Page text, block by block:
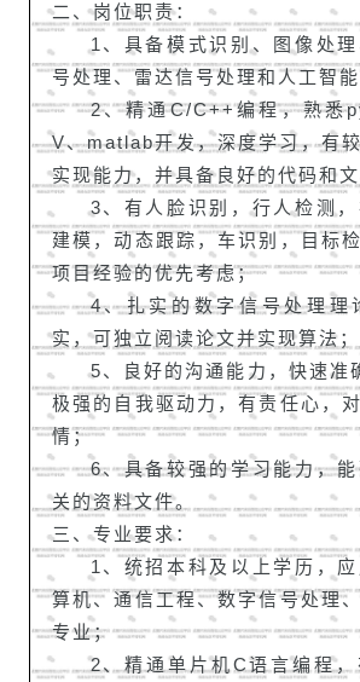
二、岗位职责：
1、具备模式识别、图像处
号处理、雷达信号处理和人工智
2、精通C/C++编程，熟悉
V、matlab开发，深度学习，有
实现能力，并具备良好的代码和文
3、有人脸识别，行人检测
建模，动态跟踪，车识别，目标
项目经验的优先考虑；
4、扎实的数字信号处理理
实，可独立阅读论文并实现算法；
5、良好的沟通能力，快速准
极强的自我驱动力，有责任心，
情；
6、具备较强的学习能力，
关的资料文件。
三、专业要求：
1、统招本科及以上学历，
算机、通信工程、数字信号处理
专业；
2、精通单片机C语言编程